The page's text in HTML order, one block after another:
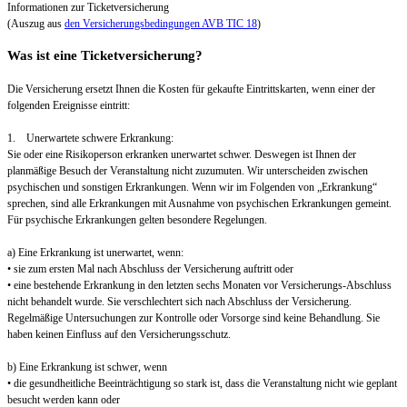
Informationen zur Ticketversicherung
(Auszug aus den Versicherungsbedingungen AVB TIC 18)
Was ist eine Ticketversicherung?
Die Versicherung ersetzt Ihnen die Kosten für gekaufte Eintrittskarten, wenn einer der
folgenden Ereignisse eintritt:
1. Unerwartete schwere Erkrankung:
Sie oder eine Risikoperson erkranken unerwartet schwer. Deswegen ist Ihnen der
planmäßige Besuch der Veranstaltung nicht zuzumuten. Wir unterscheiden zwischen
psychischen und sonstigen Erkrankungen. Wenn wir im Folgenden von „Erkrankung“
sprechen, sind alle Erkrankungen mit Ausnahme von psychischen Erkrankungen gemeint.
Für psychische Erkrankungen gelten besondere Regelungen.
a) Eine Erkrankung ist unerwartet, wenn:
• sie zum ersten Mal nach Abschluss der Versicherung auftritt oder
• eine bestehende Erkrankung in den letzten sechs Monaten vor Versicherungs-Abschluss
nicht behandelt wurde. Sie verschlechtert sich nach Abschluss der Versicherung.
Regelmäßige Untersuchungen zur Kontrolle oder Vorsorge sind keine Behandlung. Sie
haben keinen Einfluss auf den Versicherungsschutz.
b) Eine Erkrankung ist schwer, wenn
• die gesundheitliche Beeinträchtigung so stark ist, dass die Veranstaltung nicht wie geplant
besucht werden kann oder